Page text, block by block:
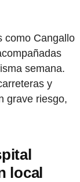
como Cangallo
semana.
y
grave riesgo,
local